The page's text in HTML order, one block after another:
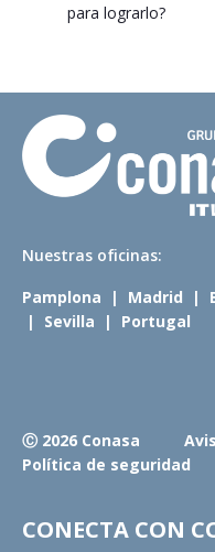
para lograrlo?
Nuestras oficinas:
Pamplona | Madrid |
| Sevilla | Portugal
Ⓒ 2026 Conasa
Política de seguridad
CONECTA CON